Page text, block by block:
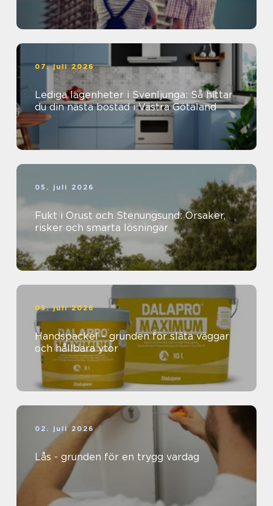
07. juli 2026
Lediga lägenheter i Svenljunga: Så hittar
du din nästa bostad i Västra Götaland
05. juli 2026
Fukt i Orust och Stenungsund: Orsaker,
risker och smarta lösningar
03. juli 2026
Handspackel – grunden för släta väggar
och hållbara ytor
02. juli 2026
Lås - grunden för en trygg vardag